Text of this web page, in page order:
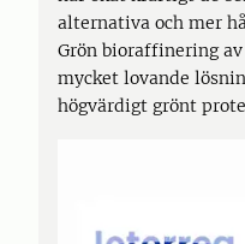
alternativa och mer
Grön bioraffinering
mycket lovande
högvärdigt grönt